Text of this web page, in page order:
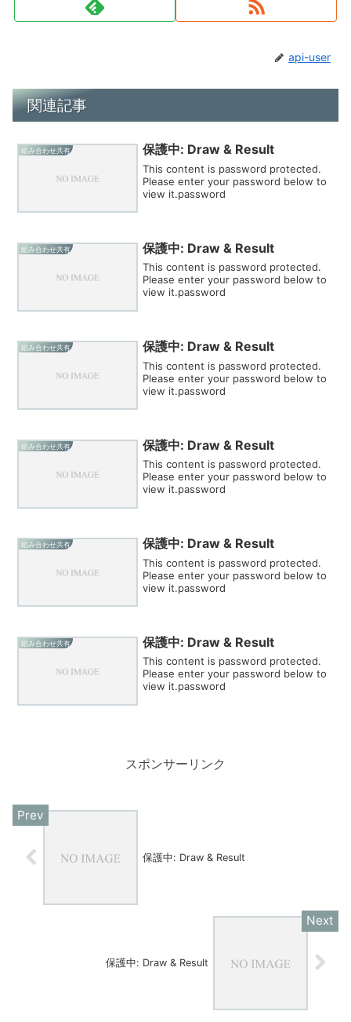
api-user
関連記事
組み合わせ共有 保護中: Draw & Result
This content is password protected.
Please enter your password below to
view it.password
組み合わせ共有 保護中: Draw & Result
This content is password protected.
Please enter your password below to
view it.password
組み合わせ共有 保護中: Draw & Result
This content is password protected.
Please enter your password below to
view it.password
組み合わせ共有 保護中: Draw & Result
This content is password protected.
Please enter your password below to
view it.password
組み合わせ共有 保護中: Draw & Result
This content is password protected.
Please enter your password below to
view it.password
組み合わせ共有 保護中: Draw & Result
This content is password protected.
Please enter your password below to
view it.password
スポンサーリンク
保護中: Draw & Result
保護中: Draw & Result